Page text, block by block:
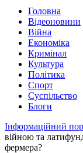
Головна
Відеоновини
Війна
Економіка
Кримінал
Культура
Політика
Спорт
Суспільство
Блоги
Інформаційний
війною та
фермера?